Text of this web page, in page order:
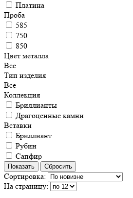
Платина
Проба
585
750
850
Цвет металла
Все
Тип изделия
Все
Коллекция
Бриллианты
Драгоценные камни
Вставки
Бриллиант
Рубин
Сапфир
Сортировка:
На страницу: